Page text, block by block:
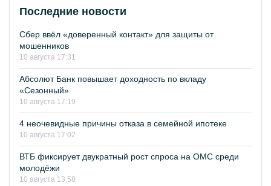
Последние новости
Сбер ввёл «доверенный контакт» для защиты от
мошенников
10 августа 17:31
Абсолют Банк повышает доходность по вкладу
«Сезонный»
10 августа 17:19
4 неочевидные причины отказа в семейной ипотеке
10 августа 17:02
ВТБ фиксирует двукратный рост спроса на ОМС среди
молодёжи
10 августа 13:58